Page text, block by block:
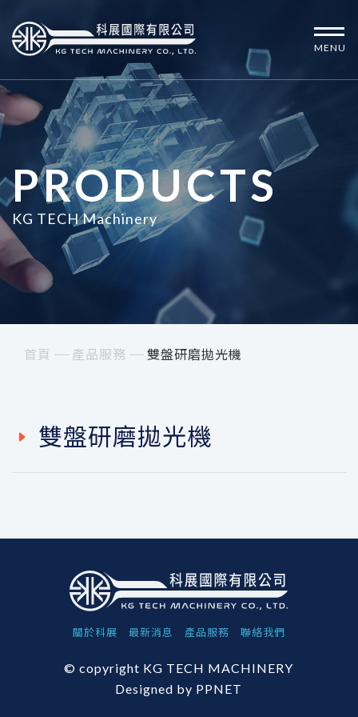
MENU
PRODUCTS
KG TECH Machinery
首頁 產品服務 雙盤研磨拋光機
雙盤研磨拋光機
關於科展 最新消息 產品服務 聯絡我們
© copyright KG TECH MACHINERY
Designed by PPNET